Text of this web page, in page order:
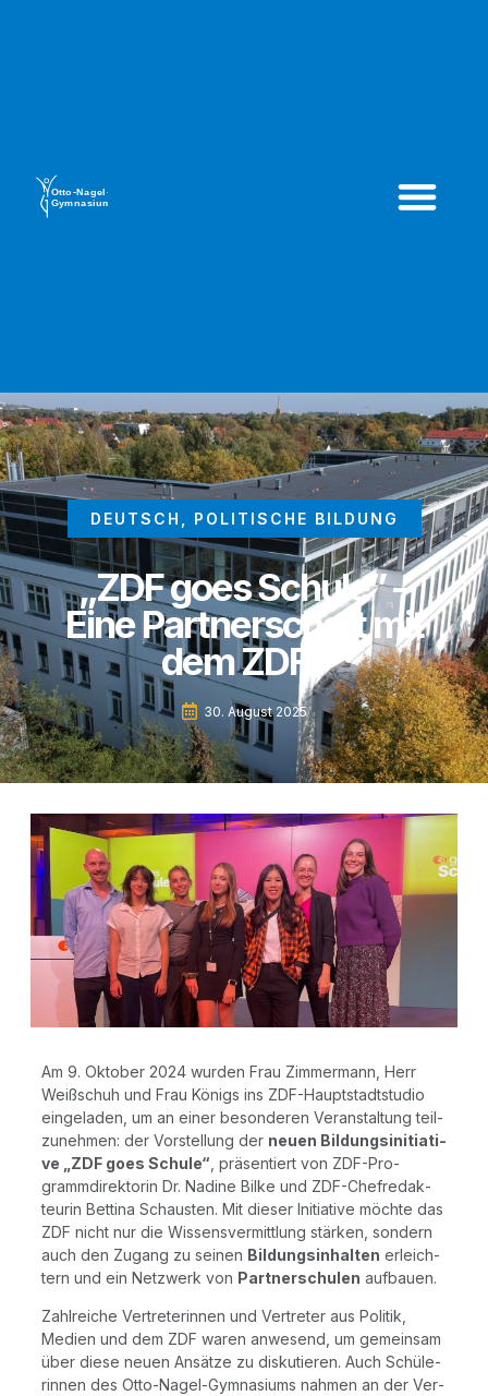
DEUTSCH POLITISCHE BILDUNG
„ZDF goes Schule” –
Eine Partnerschaft mit
dem ZDF?
30. August 2025
Am 9. Okto­ber 2024 wur­den Frau Zim­mer­mann, Herr
Weiß­schuh und Frau Königs ins ZDF-Haupt­stadt­stu­dio
ein­ge­la­den, um an einer beson­de­ren Ver­an­stal­tung teil­
zu­neh­men: der Vor­stel­lung der neu­en Bil­dungs­in­itia­ti­
ve „ZDF goes Schu­le“ , prä­sen­tiert von ZDF-Pro­
gramm­di­rek­to­rin Dr. Nadi­ne Bil­ke und ZDF-Chef­re­dak­
teu­rin Bet­ti­na Schaus­ten. Mit die­ser Initia­ti­ve möch­te das
ZDF nicht nur die Wis­sens­ver­mitt­lung stär­ken, son­dern
auch den Zugang zu sei­nen Bil­dungs­in­hal­ten erleich­
tern und ein Netz­werk von Part­ner­schu­len aufbauen.
Zahl­rei­che Ver­tre­te­rin­nen und Ver­tre­ter aus Poli­tik,
Medi­en und dem ZDF waren anwe­send, um gemein­sam
über die­se neu­en Ansät­ze zu dis­ku­tie­ren. Auch Schü­le­
rin­nen des Otto-Nagel-Gym­na­si­ums nah­men an der Ver­